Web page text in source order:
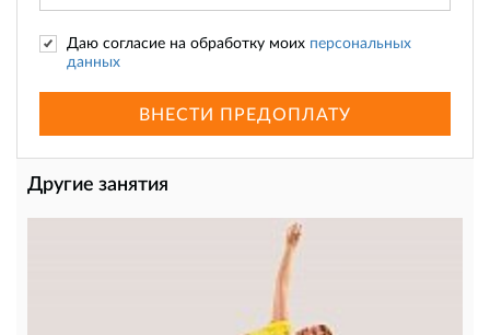
Даю согласие на обработку моих персональных
данных
ВНЕСТИ ПРЕДОПЛАТУ
Другие занятия